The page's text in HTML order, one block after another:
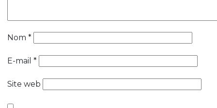
Nom *
E-mail *
Site web